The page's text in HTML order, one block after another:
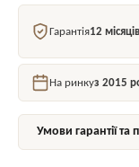
Гарантія12 місяців
На ринкуз 2015
Умови гарантії та